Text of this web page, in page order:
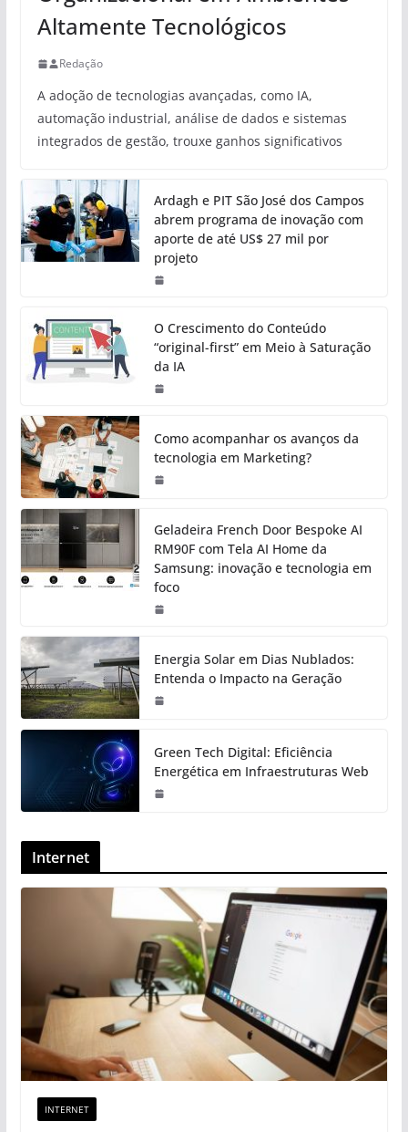
Altamente Tecnológicos
Redação
A adoção de tecnologias avançadas, como IA,
automação industrial, análise de dados e sistemas
integrados de gestão, trouxe ganhos significativos
Ardagh e PIT São José dos Campos
abrem programa de inovação com
aporte de até US$ 27 mil por
projeto
O Crescimento do Conteúdo
“original-first” em Meio à Saturação
da IA
Como acompanhar os avanços da
tecnologia em Marketing?
Geladeira French Door Bespoke AI
RM90F com Tela AI Home da
Samsung: inovação e tecnologia em
foco
Energia Solar em Dias Nublados:
Entenda o Impacto na Geração
Green Tech Digital: Eficiência
Energética em Infraestruturas Web
Internet
INTERNET